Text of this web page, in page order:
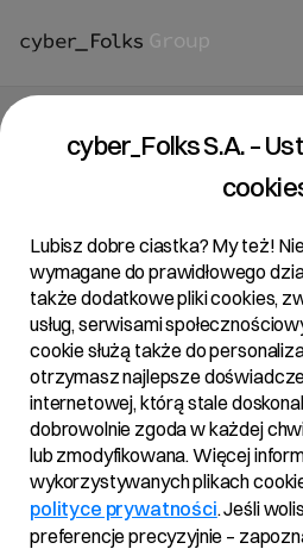
Raport bieżący
Temat:
Powiadomienie o transakcjach
Podstawa prawna:
Art. 19 ust. 3 MAR – informacja
wykonywanych przez osoby
zarządcze.
cyber_Folks S.A. –
Lubisz dobre ciastka? My też!
wymagane do prawidłowego
także dodatkowe pliki cookies,
usług, serwisami
cookie służą także do
otrzymasz najlepsze
internetowej, którą stale
dobrowolnie zgoda w każdej
lub zmodyfikowana. Więcej
wykorzystywanych plikach
polityce prywatności. Jeśli
preferencje precyzyjnie –